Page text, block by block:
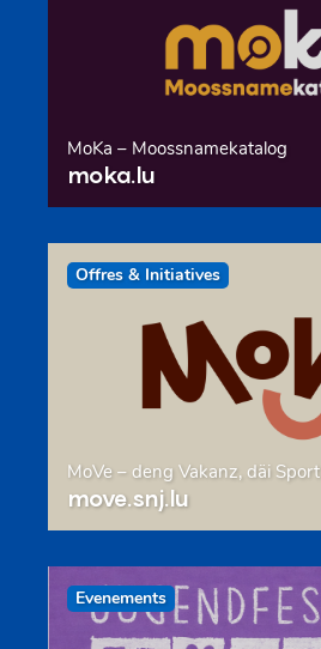
MoKa – Moossnamekatalog
moka.lu
Offres & Initiatives
MoVe – deng Vakanz, däi Sport
move.snj.lu
Evenements